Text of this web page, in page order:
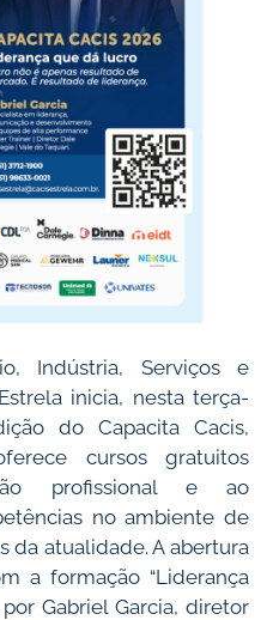
Indústria, Serviços e
inicia, nesta terça-
do Capacita Cacis,
cursos gratuitos
profissional e ao
no ambiente de
da atualidade. A abertura
a formação “Liderança
Gabriel Garcia, diretor